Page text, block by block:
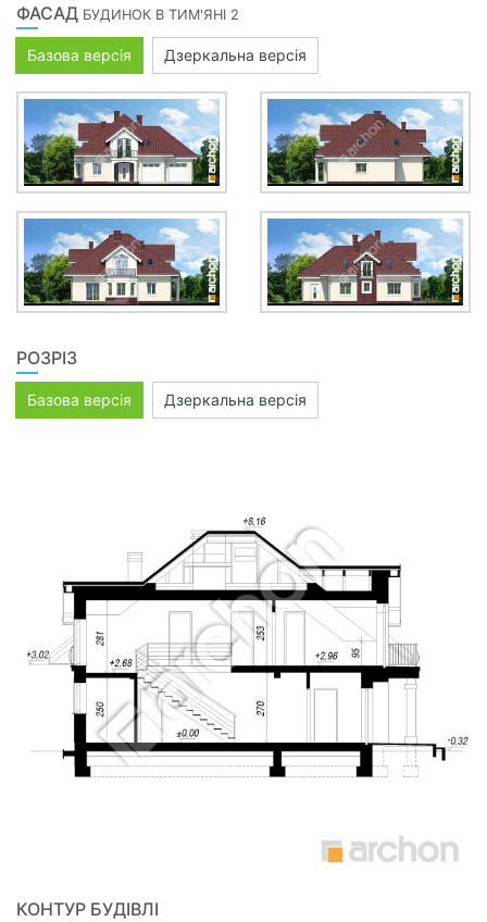
ФАСАД БУДИНОК В ТИМ'ЯНІ 2
Базова версія Дзеркальна версія
РОЗРІЗ
Базова версія Дзеркальна версія
КОНТУР БУДІВЛІ